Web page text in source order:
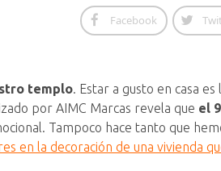
Facebook
templo. Estar a gusto en casa
por AIMC Marcas revela que el
Tampoco hace tanto que
en la decoración de una vivienda